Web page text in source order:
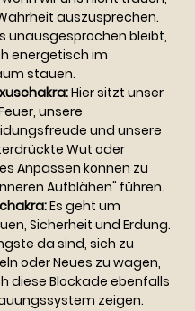
auszusprechen.
unausgesprochen bleibt,
energetisch im
stauen.
Hier sitzt unser
unsere
und unsere
Wut oder
Anpassen können zu
Aufblähen" führen.
Es geht um
Sicherheit und Erdung.
da sind, sich zu
oder Neues zu wagen,
diese Blockade ebenfalls
zeigen.